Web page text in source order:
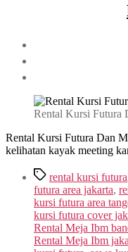
Rental Kursi Futura
Rental Kursi Futura Dan
kelihatan kayak meeting
Tagrental kursi futura
futura area jakarta,
kursi futura area
kursi futura cover
Rental Meja Ibm
Rental Meja Ibm